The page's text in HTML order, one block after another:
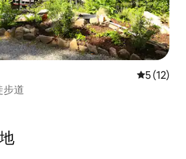
平均评分
5 (12)
步道